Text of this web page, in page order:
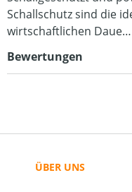
Schallschutz sind die
wirtschaftlichen Daue…
Bewertungen
ÜBER UNS